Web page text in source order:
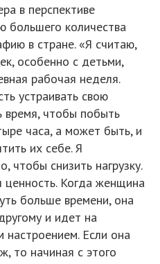
в перспективе
большего количества
в стране. «Я считаю,
особенно с детьми,
рабочая неделя.
устраивать свою
время, чтобы побыть
часа, а может быть, и
их себе. Я
чтобы снизить нагрузку.
Когда женщина
больше времени, она
и идет на
настроением. Если она
то начиная с этого